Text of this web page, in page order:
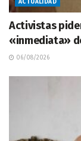
ACTUALIDAD
Activistas
«inmediata»
06/08/2026